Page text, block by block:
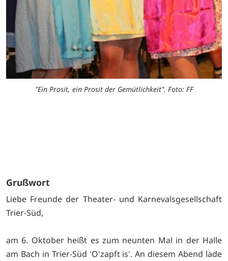
"Ein Prosit, ein Prosit der Gemütlichkeit". Foto: FF
Grußwort
Liebe Freunde der Theater- und Karnevalsgesellschaft
Trier-Süd,
am 6. Oktober heißt es zum neunten Mal in der Halle
am Bach in Trier-Süd 'O'zapft is'. An diesem Abend lade